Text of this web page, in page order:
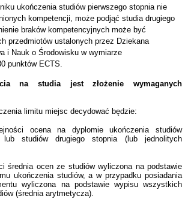
ukończenia studiów pierwszego stopnia nie
kompetencji, może podjąć studia drugiego
braków kompetencyjnych może być
przedmiotów ustalonych przez Dziekana
i Nauk o Środowisku w wymiarze
punktów ECTS.
na studia jest złożenie wymaganych
limitu miejsc decydować będzie:
ocena na dyplomie ukończenia studiów
lub studiów drugiego stopnia (lub jednolitych
średnia ocen ze studiów wyliczona na podstawie
ukończenia studiów, a w przypadku posiadania
wyliczona na podstawie wypisu wszystkich
(średnia arytmetycza).